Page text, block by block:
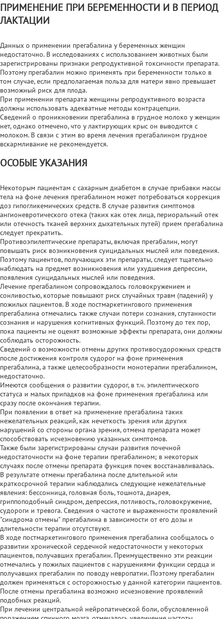
ПРИМЕНЕНИЕ ПРИ БЕРЕМЕННОСТИ И В ПЕРИОД
ЛАКТАЦИИ
Данных о применении прегабалина у беременных женщин
недостаточно. В исследованиях с использованием животных были
зарегистрированы признаки репродуктивной токсичности препарата.
Поэтому прегабалин можно применять при беременности только в
том случае, если предполагаемая польза для матери явно превышает
возможный риск для плода.
При применении препарата женщины репродуктивного возраста
должны использовать адекватные методы контрацепции.
Сведений о проникновении прегабалина в грудное молоко у женщин
нет, однако отмечено, что у лактирующих крыс он выводится с
молоком. В связи с этим во время лечения прегабалином грудное
вскармливание не рекомендуется.
ОСОБЫЕ УКАЗАНИЯ
Некоторым пациентам с сахарным диабетом в случае прибавки массы
тела на фоне лечения прегабалином может потребоваться коррекция
доз гипогликемических средств. В случае развития симптомов
ангионевротического отека (таких как отек лица, периоральный отек
или отечность тканей верхних дыхательных путей) прием прегабалина
следует прекратить.
Противоэпилептические препараты, включая прегабалин, могут
повышать риск возникновения суицидальных мыслей или поведения.
Поэтому пациентов, получающих эти препараты, следует тщательно
наблюдать на предмет возникновения или ухудшения депрессии,
появления суицидальных мыслей или поведения.
Лечение прегабалином сопровождалось головокружением и
сонливостью, которые повышают риск случайных травм (падений) у
пожилых пациентов. В ходе постмаркетингового применения
прегабалина отмечались также случаи потери сознания, спутанности
сознания и нарушения когнитивных функций. Поэтому до тех пор,
пока пациенты не оценят возможные эффекты препарата, они должны
соблюдать осторожность.
Сведений о возможности отмены других противосудорожных средств
после достижения контроля судорог на фоне применения
прегабалина, а также целесообразности монотерапии прегабалином,
недостаточно.
Имеются сообщения о развитии судорог, в т.ч. эпилептического
статуса и малых припадков на фоне применения прегабалина или
сразу после окончания терапии.
При появлении в ответ на применение прегабалина таких
нежелательных реакций, как нечеткость зрения или других
нарушений со стороны органа зрения, отмена препарата может
способствовать исчезновению указанных симптомов.
Также были зарегистрированы случаи развития почечной
недостаточности на фоне терапии прегабалином; в некоторых
случаях после отмены препарата функция почек восстанавливалась.
В результате отмены прегабалина после длительной или
краткосрочной терапии наблюдались следующие нежелательные
явления: бессонница, головная боль, тошнота, диарея,
гриппоподобный синдром, депрессия, потливость, головокружение,
судороги и тревога. Сведения о частоте и выраженности проявлений
"синдрома отмены" прегабалина в зависимости от его дозы и
длительности терапии отсутствуют.
В ходе постмаркетингового применения прегабалина сообщалось о
развитии хронической сердечной недостаточности у некоторых
пациентов, получавших прегабалин. Преимущественно эти реакции
отмечались у пожилых пациентов с нарушениями функции сердца и
получавших прегабалин по поводу невропатии. Поэтому прегабалин
должен применяться с осторожностью у данной категории пациентов.
После отмены прегабалина возможно исчезновение проявлений
подобных реакций.
При лечении центральной нейропатической боли, обусловленной